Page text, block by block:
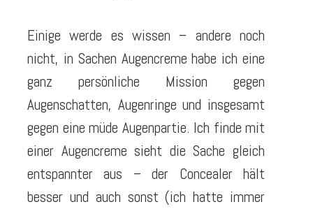
Einige werde es wissen – andere noch
nicht, in Sachen Augencreme habe ich eine
ganz persönliche Mission gegen
Augenschatten, Augenringe und insgesamt
gegen eine müde Augenpartie. Ich finde mit
einer Augencreme sieht die Sache gleich
entspannter aus – der Concealer hält
besser und auch sonst (ich hatte immer